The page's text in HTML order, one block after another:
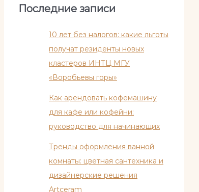
Последние записи
10 лет без налогов: какие льготы
получат резиденты новых
кластеров ИНТЦ МГУ
«Воробьевы горы»
Как арендовать кофемашину
для кафе или кофейни:
руководство для начинающих
Тренды оформления ванной
комнаты: цветная сантехника и
дизайнерские решения
Artceram